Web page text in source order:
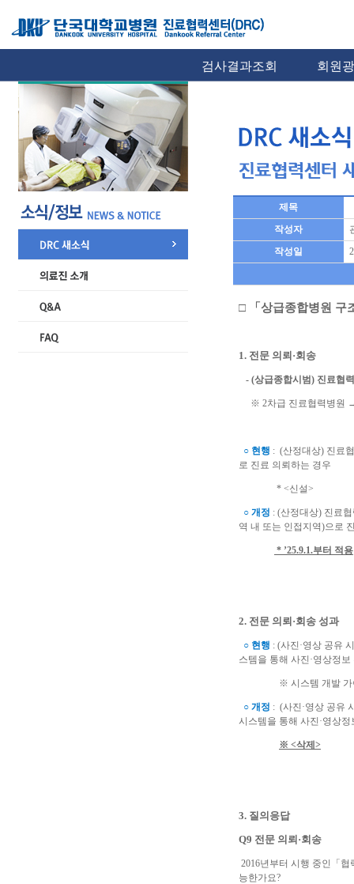
검사결과조회 회원
제목
작성자
작성일
□ 「상급종합병원 구
1. 전문 의뢰·회송
- (상급종합시범) 진료협
※ 2차급 진료협력병원
○ 현행 : (산정대상) 진료
로 진료 의뢰하는 경우
* <신설>
○ 개정 : (산정대상) 진료
역 내 또는 인접지역)으로
* ’25.9.1.부터 적용
2. 전문 의뢰·회송 성과
○ 현행 : (사진·영상 공유
스템을 통해 사진·영상정
※ 시스템 개발 가이드
○ 개정 : (사진·영상 공유
시스템을 통해 사진·영상
※ <삭제>
3. 질의응답
Q9 전문 의뢰·회송
2016년부터 시행 중인「협
능한가요?